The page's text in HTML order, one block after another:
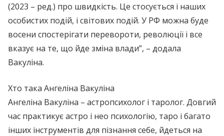
(2023 – ред.) про швидкість. Це стосується і наших
особистих подій, і світових подій. У РФ можна буде
восени спостерігати перевороти, революції і все
вказує на те, що йде зміна влади”, – додала
Вакуліна.
Хто така Ангеліна Вакуліна
Ангеліна Вакуліна – астропсихолог і таролог. Довгий
час практикує астро і нео психологію, таро і багато
інших інструментів для пізнання себе, йдеться на